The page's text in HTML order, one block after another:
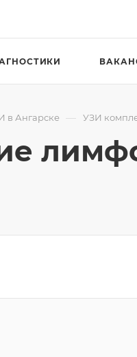
в Ангарске — УЗИ